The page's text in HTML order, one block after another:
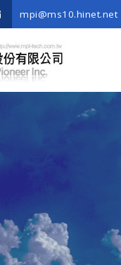
mpi@ms10.hinet.net